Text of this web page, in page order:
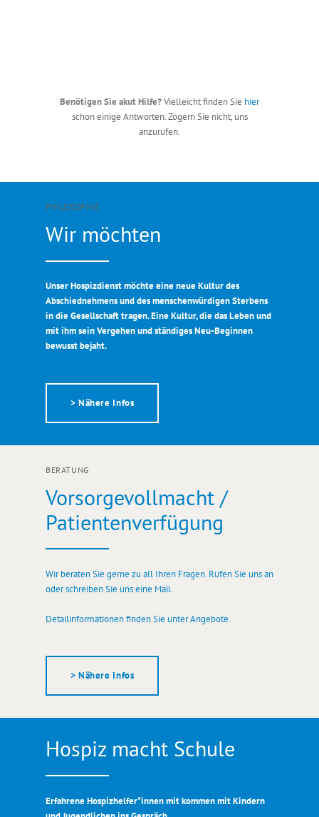
Benötigen Sie akut Hilfe?Vielleicht finden Sie hier
schon einige Antworten. Zögern Sie nicht, uns
anzurufen.
PHILOSOPHIE
Wir möchten
Unser Hospizdienst möchte eine neue Kultur des
Abschiednehmens und des menschenwürdigen Sterbens
in die Gesellschaft tragen. Eine Kultur, die das Leben und
mit ihm sein Vergehen und ständiges Neu-Beginnen
bewusst bejaht.
> Nähere Infos
BERATUNG
Vorsorgevollmacht /
Patientenverfügung
Wir beraten Sie gerne zu all Ihren Fragen. Rufen Sie uns an
oder schreiben Sie uns eine Mail.
Detailinformationen finden Sie unter Angebote.
> Nähere Infos
Hospiz macht Schule
Erfahrene Hospizhelfer*innen mit kommen mit Kindern